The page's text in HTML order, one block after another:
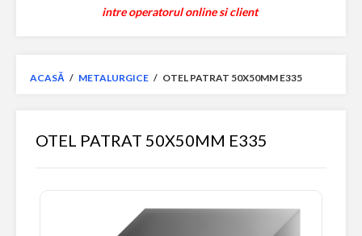
intre operatorul online si client
ACASĂ / METALURGICE / OTEL PATRAT 50X50MM E335
OTEL PATRAT 50X50MM E335